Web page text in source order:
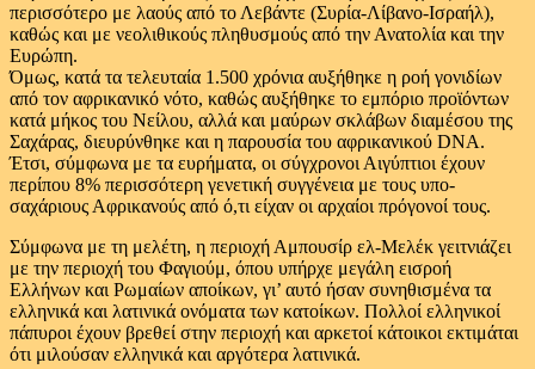
περισσότερο με λαούς από το Λεβάντε (Συρία-Λίβανο-Ισραήλ),
καθώς και με νεολιθικούς πληθυσμούς από την Ανατολία και την
Ευρώπη.
Όμως, κατά τα τελευταία 1.500 χρόνια αυξήθηκε η ροή γονιδίων
από τον αφρικανικό νότο, καθώς αυξήθηκε το εμπόριο προϊόντων
κατά μήκος του Νείλου, αλλά και μαύρων σκλάβων διαμέσου της
Σαχάρας, διευρύνθηκε και η παρουσία του αφρικανικού DNA.
Έτσι, σύμφωνα με τα ευρήματα, οι σύγχρονοι Αιγύπτιοι έχουν
περίπου 8% περισσότερη γενετική συγγένεια με τους υπο-
σαχάριους Αφρικανούς από ό,τι είχαν οι αρχαίοι πρόγονοί τους.
Σύμφωνα με τη μελέτη, η περιοχή Αμπουσίρ ελ-Μελέκ γειτνιάζει
με την περιοχή του Φαγιούμ, όπου υπήρχε μεγάλη εισροή
Ελλήνων και Ρωμαίων αποίκων, γι’ αυτό ήσαν συνηθισμένα τα
ελληνικά και λατινικά ονόματα των κατοίκων. Πολλοί ελληνικοί
πάπυροι έχουν βρεθεί στην περιοχή και αρκετοί κάτοικοι εκτιμάται
ότι μιλούσαν ελληνικά και αργότερα λατινικά.